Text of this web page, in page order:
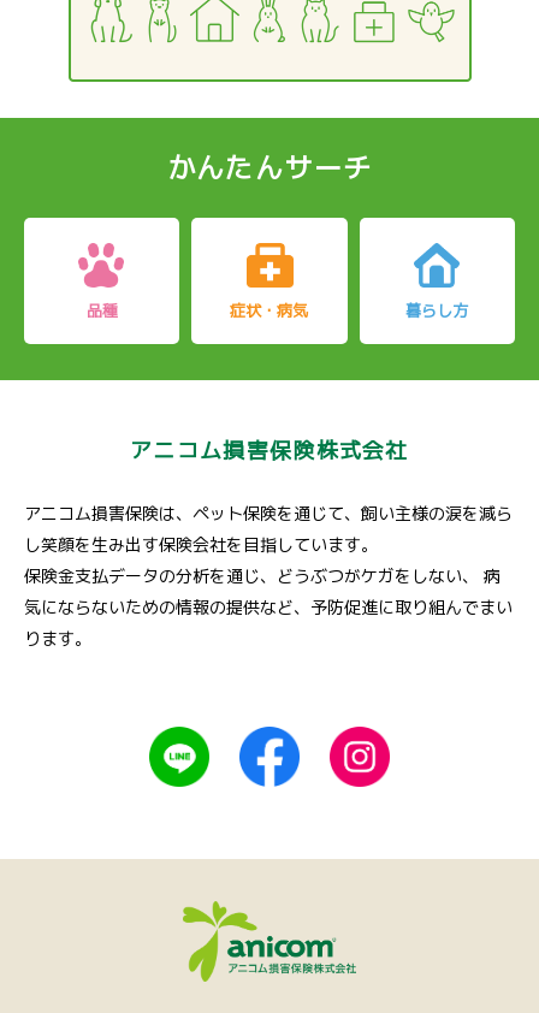
かんたんサーチ
品種 症状・病気 暮らし方
アニコム損害保険株式会社
アニコム損害保険は、ペット保険を通じて、飼い主様の涙を減ら
し笑顔を生み出す保険会社を目指しています。
保険金支払データの分析を通じ、どうぶつがケガをしない、 病
気にならないための情報の提供など、予防促進に取り組んでまい
ります。